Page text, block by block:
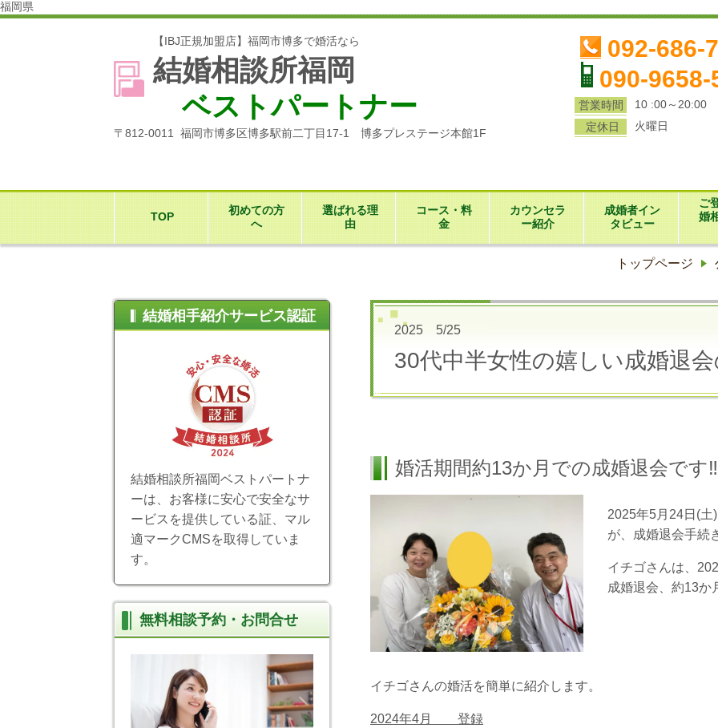
福岡県
【IBJ正規加盟店】福岡市博多で婚活なら
結婚相談所福岡
ベストパートナー
〒812-0011 福岡市博多区博多駅前二丁目17-1 博多プレステージ本館1F
092-686-
090-9658-
営業時間
10 :00～20:00
定休日
火曜日
TOP
初めての方
へ
選ばれる理
由
コース・料
金
カウンセラ
ー紹介
成婚者イン
タビュー
ご
婚
トップページ
2025 5/25
30代中半女性の嬉しい成婚退
婚活期間約13か月での成婚退会です‼
2025年5月24日(土
が、成婚退会手続
イチゴさんは、
成婚退会、約13か
イチゴさんの婚活を簡単に紹介します。
2024年4月 登録
結婚相手紹介サービス認証
結婚相談所福岡ベストパートナ
ーは、お客様に安心で安全なサ
ービスを提供している証、マル
適マークCMSを取得していま
す。
無料相談予約・お問合せ